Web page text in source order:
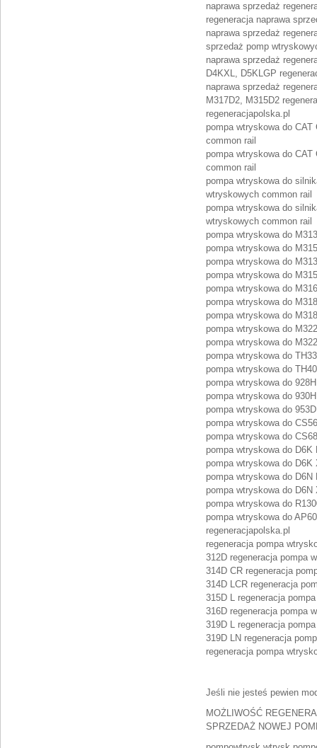
naprawa sprzedaż
regeneracja naprawa
naprawa sprzedaż
sprzedaż pomp
naprawa sprzedaż
D4KXL, D5KLGP
naprawa sprzedaż
M317D2, M315D2
regeneracjapolska.pl
pompa wtryskowa do
common rail
pompa wtryskowa do
common rail
pompa wtryskowa do
wtryskowych common rail
pompa wtryskowa do
wtryskowych common rail
pompa wtryskowa do
pompa wtryskowa do
pompa wtryskowa do
pompa wtryskowa do
pompa wtryskowa do
pompa wtryskowa do
pompa wtryskowa do
pompa wtryskowa do
pompa wtryskowa do
pompa wtryskowa do
pompa wtryskowa do
pompa wtryskowa do
pompa wtryskowa do
pompa wtryskowa do
pompa wtryskowa do
pompa wtryskowa do
pompa wtryskowa do
pompa wtryskowa do
pompa wtryskowa do
pompa wtryskowa do
pompa wtryskowa do
pompa wtryskowa do
regeneracjapolska.pl
regeneracja pompa
312D regeneracja pompa
314D CR regeneracja
314D LCR regeneracja
315D L regeneracja
316D regeneracja pompa
319D L regeneracja
319D LN regeneracja
regeneracja pompa
Jeśli nie jesteś pewien
MOŻLIWOŚĆ
SPRZEDAŻ NOWEJ